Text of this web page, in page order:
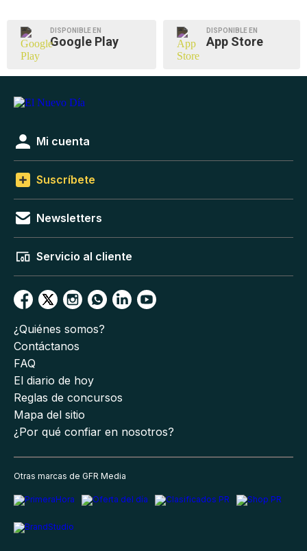
DISPONIBLE EN
Google Play
DISPONIBLE EN
App Store
Mi cuenta
Suscríbete
Newsletters
Servicio al cliente
¿Quiénes somos?
Contáctanos
FAQ
El diario de hoy
Reglas de concursos
Mapa del sitio
¿Por qué confiar en nosotros?
Otras marcas de GFR Media